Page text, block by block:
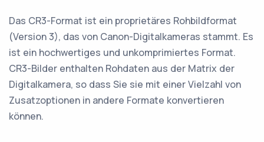
Das CR3-Format ist ein proprietäres Rohbildformat
(Version 3), das von Canon-Digitalkameras stammt. Es
ist ein hochwertiges und unkomprimiertes Format.
CR3-Bilder enthalten Rohdaten aus der Matrix der
Digitalkamera, so dass Sie sie mit einer Vielzahl von
Zusatzoptionen in andere Formate konvertieren
können.